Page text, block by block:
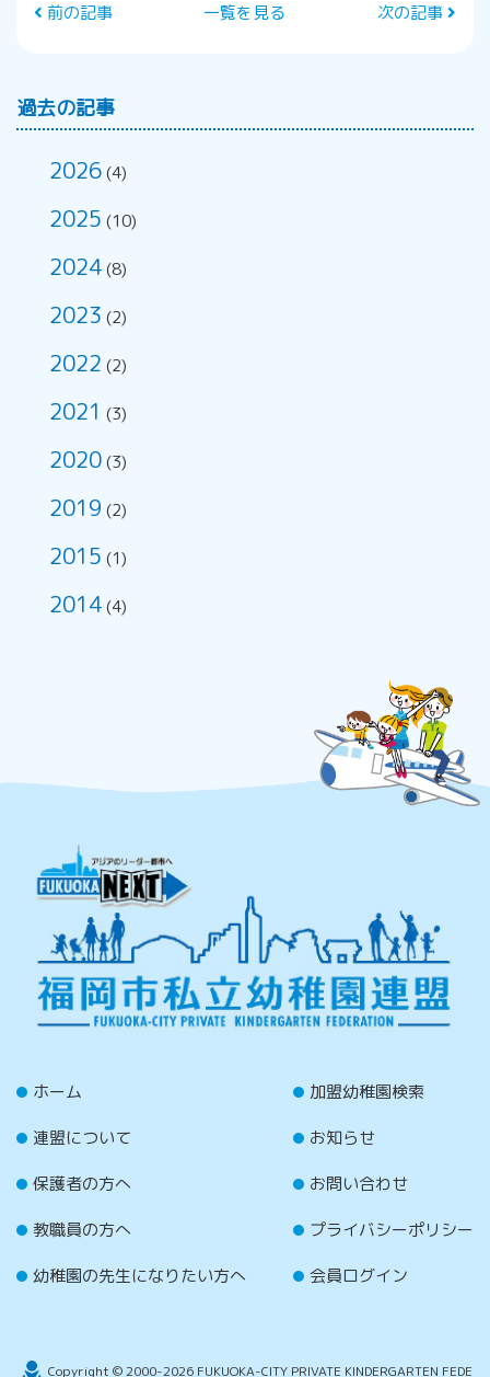
前の記事 一覧を見る 次の記事
過去の記事
2026(4)
2025 (10)
2024(8)
2023 (2)
2022 (2)
2021 (3)
2020(3)
2019 (2)
2015 (1)
2014(4)
ホーム
連盟について
保護者の方へ
教職員の方へ
幼稚園の先生になりたい方へ
加盟幼稚園検索
お知らせ
お問い合わせ
プライバシーポリシー
会員ログイン
Copyright © 2000-2026 FUKUOKA-CITY PRIVATE KINDERGARTEN FEDE